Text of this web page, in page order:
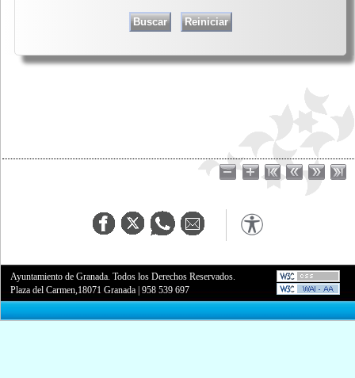
Ayuntamiento de Granada. Todos los Derechos Reservados.
Plaza del Carmen,18071 Granada |958 539 697